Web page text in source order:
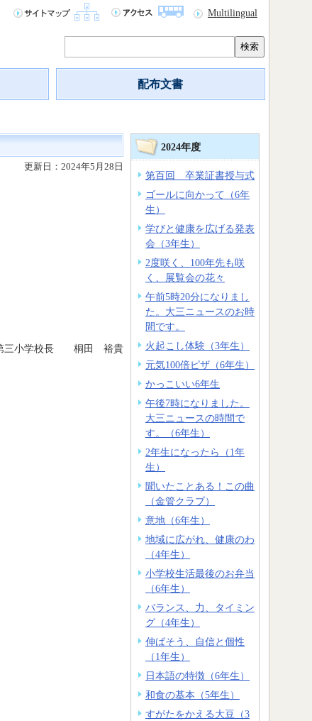
Multilingual
検索
配布文書
更新日：2024年5月28日
第三小学校長 桐田 裕貴
2024年度
第百回 卒業証書授与式
ゴールに向かって（6年
生）
学びと健康を広げる発表
会（3年生）
2度咲く、100年先も咲
く、展覧会の花々
午前5時20分になりまし
た。大三ニュースのお時
間です。
火起こし体験（3年生）
元気100倍ピザ（6年生）
かっこいい6年生
午後7時になりました。
大三ニュースの時間で
す。（6年生）
2年生になったら（1年
生）
聞いたことある！この曲
（金管クラブ）
意地（6年生）
地域に広がれ、健康のわ
（4年生）
小学校生活最後のお弁当
（6年生）
バランス、力、タイミン
グ（4年生）
伸ばそう、自信と個性
（1年生）
日本語の特徴（6年生）
和食の基本（5年生）
すがたをかえる大豆（3